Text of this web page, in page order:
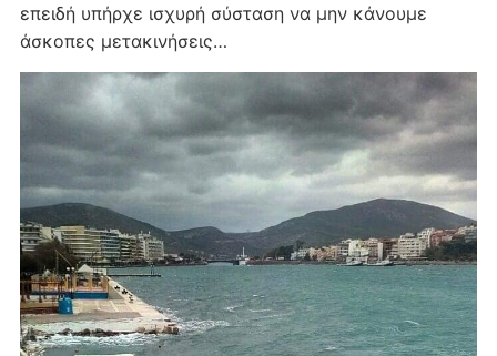
επειδή υπήρχε ισχυρή σύσταση να μην κάνουμε
άσκοπες μετακινήσεις…